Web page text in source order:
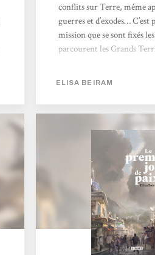
conflits sur Terre, même
guerres et d’exodes…
mission que se sont fixés
parcourent les Grands
qui amène à imaginer des
raréfaction des ressources,
réfléchir à ce qui pourrait
conflits. L’optimisme du
les origines...
ELISA BEIRAM